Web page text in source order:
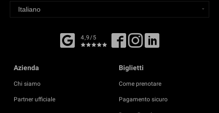
4,9/5
Azienda
Chi siamo
Partner ufficiale
Biglietti
Come prenotare
Pagamento sicuro